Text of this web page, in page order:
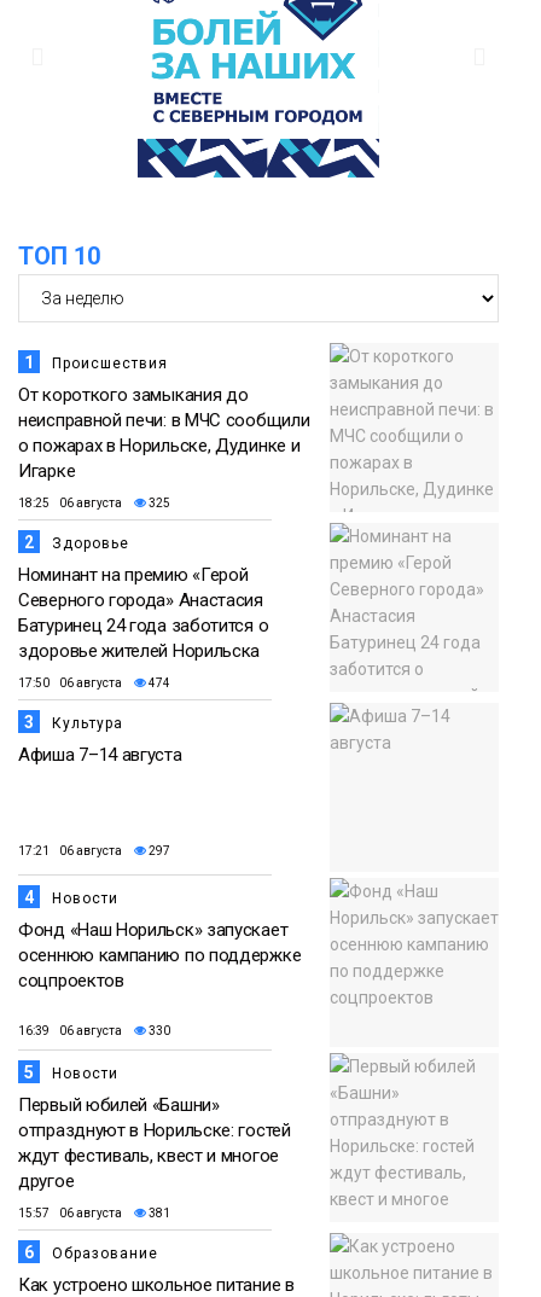
закрыли из-за появления медведя
Барнаул обошёл Красноярск в
списке городов, откуда приехали
норильчане
ТОП 10
1 Происшествия
От короткого замыкания до
неисправной печи: в МЧС сообщили
о пожарах в Норильске, Дудинке и
Игарке
18:25 06 августа 325
2 Здоровье
Номинант на премию «Герой
Северного города» Анастасия
Батуринец 24 года заботится о
здоровье жителей Норильска
17:50 06 августа 474
3 Культура
Афиша 7–14 августа
17:21 06 августа 297
4 Новости
Фонд «Наш Норильск» запускает
осеннюю кампанию по поддержке
соцпроектов
16:39 06 августа 330
5 Новости
Первый юбилей «Башни»
отпразднуют в Норильске: гостей
ждут фестиваль, квест и многое
другое
15:57 06 августа 381
6 Образование
Как устроено школьное питание в